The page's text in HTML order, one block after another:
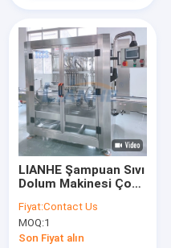
LIANHE Şampuan Sıvı
Dolum Makinesi Çok
Fiyat:Contact Us
MOQ:1
Son Fiyat alın